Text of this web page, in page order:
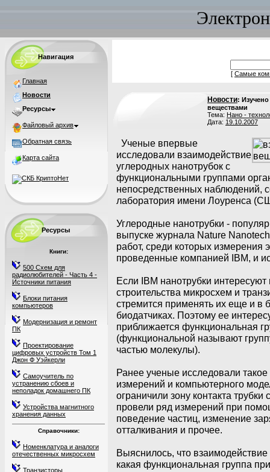
Навигация
Главная
Новости
Ресурсы
Файловый архив
Обратная связь
Карта сайта
Ресурсы
Книги:
500 Схем для
радиолюбителей - Часть 4 -
Источники питания
Блоки питания
компьютеров
Модернизация и ремонт
ПК
Проектирование
цифровых устройств Том 1
Джон Ф Уэйкерли
Самоучитель по
устранению сбоев и
неполадок домашнего ПК
Устройства магнитного
хранения данных
Справочники:
Номенклатура и аналоги
отечественных микросхем
Транзисторы
[ Самые
Новости:
веществами
Тема: Нано -
Дата: 19.10.2007
Ученые впервые
исследовали взаимодействие
углеродных нанотрубок с
функциональными группами
непосредственных наблюдений,
лаборатория имени Лоуренса
Углеродные нанотрубки -
выпуске журнала Nature
работ, среди которых измерения
проведенные компанией IBM, и
Если IBM нанотрубки
строительства микросхем и
стремится применять их еще и в
биодатчиках. Поэтому ее
приближается функциональная
(функциональной называют
частью молекулы).
Ранее ученые исследовали
измерений и компьютерного
ограничили зону контакта
провели ряд измерений при
поведение частиц, изменение
отталкивания и прочее.
Выяснилось, что взаимодействие
какая функциональная группа